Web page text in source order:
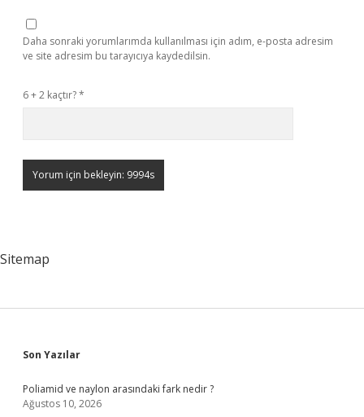
Daha sonraki yorumlarımda kullanılması için adım, e-posta adresim
ve site adresim bu tarayıcıya kaydedilsin.
6 + 2 kaçtır?*
Sitemap
Sidebar
Son Yazılar
Poliamid ve naylon arasındaki fark nedir ?
Ağustos 10, 2026